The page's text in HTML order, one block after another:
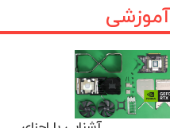
آموزشی